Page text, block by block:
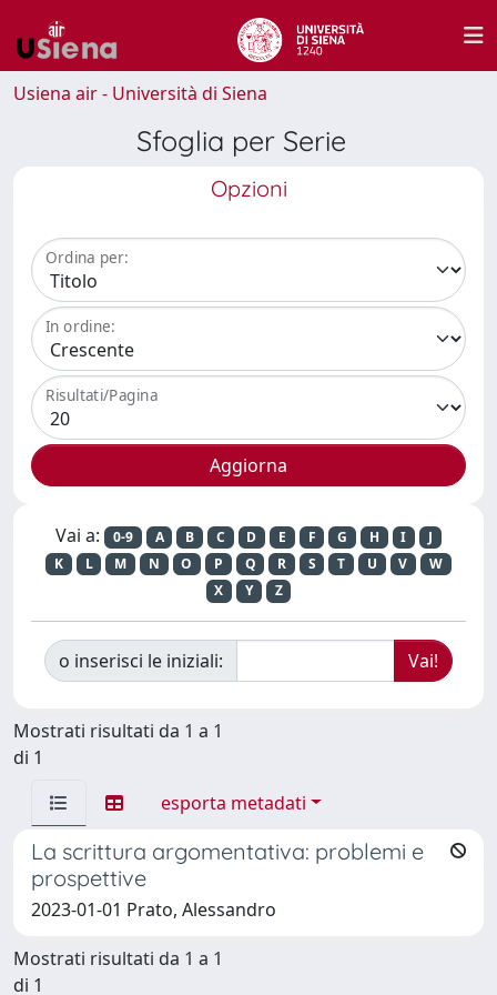
Usiena air - Università di Siena
Sfoglia per Serie
Opzioni
Ordina per:
In ordine:
Risultati/Pagina
Vai a: 0-9 A B C D E F G H I
J
K
L M N O P Q R S T U V
W
X
Y Z
o inserisci le iniziali:
Mostrati risultati da 1 a 1
di 1
esporta metadati
La scrittura argomentativa: problemi e
prospettive
2023-01-01 Prato, Alessandro
Mostrati risultati da 1 a 1
di 1